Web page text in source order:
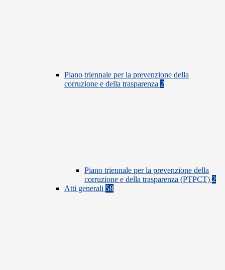
Piano triennale per la prevenzione della
corruzione e della trasparenza 2
Piano triennale per la prevenzione della
corruzione e della trasparenza (PTPCT) 2
Atti generali 58